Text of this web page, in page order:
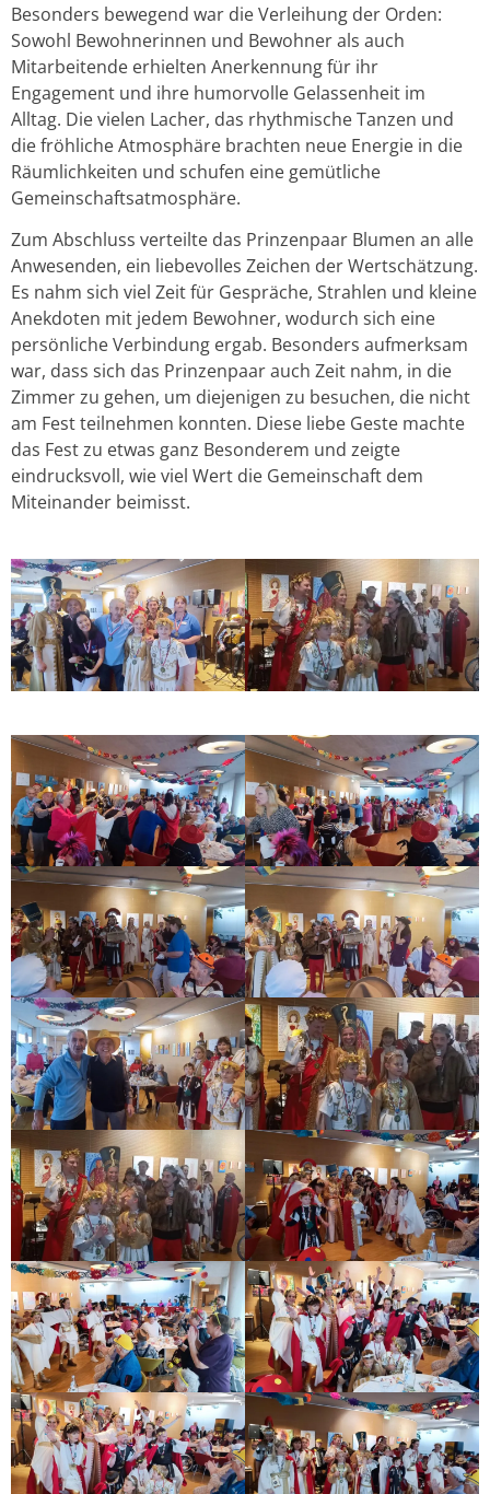
Besonders bewegend war die Verleihung der Orden:
Sowohl Bewohnerinnen und Bewohner als auch
Mitarbeitende erhielten Anerkennung für ihr
Engagement und ihre humorvolle Gelassenheit im
Alltag. Die vielen Lacher, das rhythmische Tanzen und
die fröhliche Atmosphäre brachten neue Energie in die
Räumlichkeiten und schufen eine gemütliche
Gemeinschaftsatmosphäre.
Zum Abschluss verteilte das Prinzenpaar Blumen an alle
Anwesenden, ein liebevolles Zeichen der Wertschätzung.
Es nahm sich viel Zeit für Gespräche, Strahlen und kleine
Anekdoten mit jedem Bewohner, wodurch sich eine
persönliche Verbindung ergab. Besonders aufmerksam
war, dass sich das Prinzenpaar auch Zeit nahm, in die
Zimmer zu gehen, um diejenigen zu besuchen, die nicht
am Fest teilnehmen konnten. Diese liebe Geste machte
das Fest zu etwas ganz Besonderem und zeigte
eindrucksvoll, wie viel Wert die Gemeinschaft dem
Miteinander beimisst.